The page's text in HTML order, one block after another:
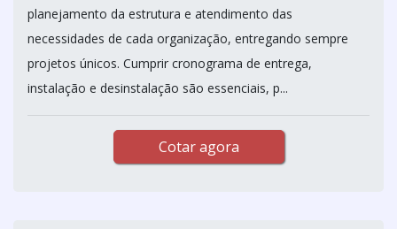
planejamento da estrutura e atendimento das
necessidades de cada organização, entregando sempre
projetos únicos. Cumprir cronograma de entrega,
instalação e desinstalação são essenciais, p...
Cotar agora